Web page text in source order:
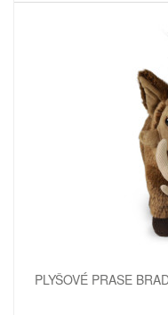
PLYŠOVÉ PRASE